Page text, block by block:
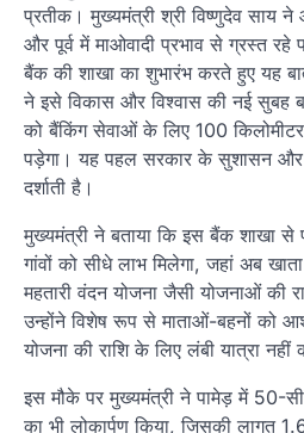
प्रतीक। मुख्यमंत्री श्री विष्णुदेव साय
और पूर्व में माओवादी प्रभाव से ग्रस्त रहे
बैंक की शाखा का शुभारंभ करते हुए यह
ने इसे विकास और विश्वास की नई सुबह
को बैंकिंग सेवाओं के लिए 100 किलोमीटर
पड़ेगा। यह पहल सरकार के सुशासन और
दर्शाती है।
मुख्यमंत्री ने बताया कि इस बैंक शाखा
गांवों को सीधे लाभ मिलेगा, जहां अब
महतारी वंदन योजना जैसी योजनाओं की
उन्होंने विशेष रूप से माताओं-बहनों को
योजना की राशि के लिए लंबी यात्रा नहीं
इस मौके पर मुख्यमंत्री ने पामेड़ में 50-
का भी लोकार्पण किया, जिसकी लागत